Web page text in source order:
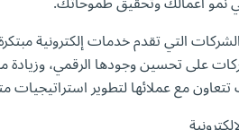
التي تقدم خدمات إلكترونية
على تحسين وجودها الرقمي، وزيادة
مع عملائها لتطوير استراتيجيات